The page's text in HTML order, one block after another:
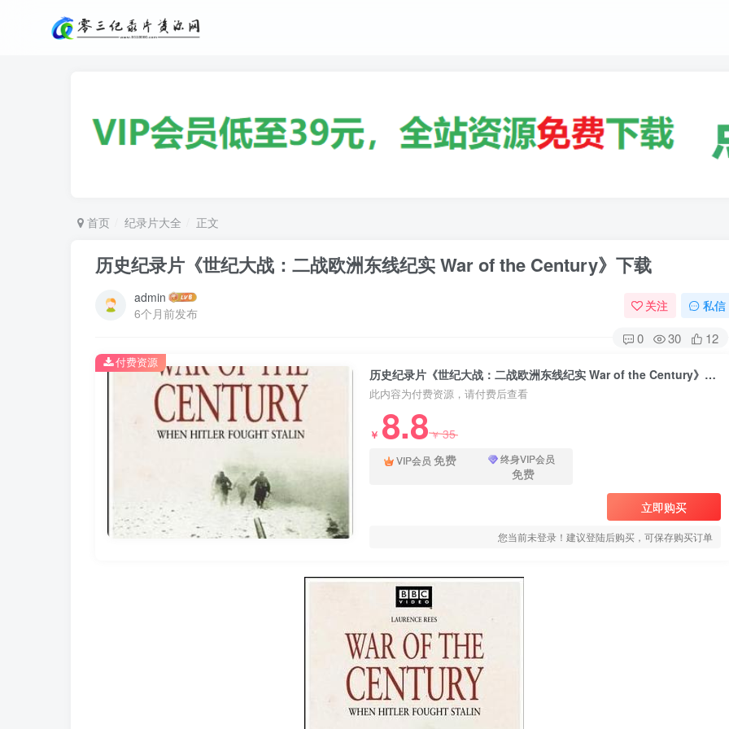
首页 纪录片大全 正文
历史纪录片《世纪大战：二战欧洲东线纪实 War of the Century》下载
admin
6个月前发布
关注 私信
0 30 12
历史纪录片《世纪大战：二战欧洲东线纪实 War of the Century》下载
此内容为付费资源，请付费后查看
￥ 8.8￥35
VIP会员 免费 终身VIP会员
免费
立即购买
您当前未登录！建议登陆后购买，可保存购买订单
付费资源